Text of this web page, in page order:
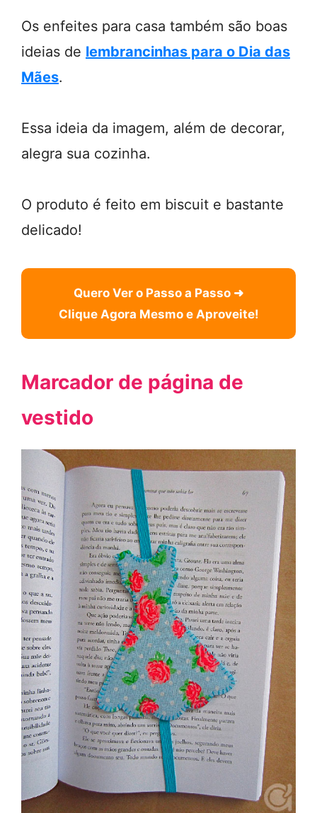
Os enfeites para casa também são boas
ideias de lembrancinhas para o Dia das
Mães.
Essa ideia da imagem, além de decorar,
alegra sua cozinha.
O produto é feito em biscuit e bastante
delicado!
Quero Ver o Passo a Passo ➜
Clique Agora Mesmo e Aproveite!
Marcador de página de
vestido